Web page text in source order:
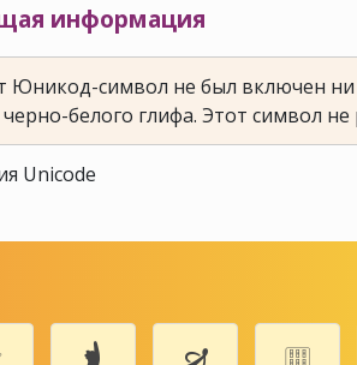
информация
Юникод-символ не был включен
белого глифа. Этот символ
Unicode